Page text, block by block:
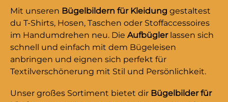
sommerliche Fruchtigkeit und Coolness
verleiht.Du willst noch mehr Bügelbilder mit
fruchtigem Obst und knackigem Gemüse
entdecken? Dann wirf einen Blick auf unsere
Obst- und Gemüse-Kollektion – und finde
dein nächstes Lieblingsmotiv!
Mit unseren Bügelbildern für Kleidung gestaltest
du T-Shirts, Hosen, Taschen oder Stoffaccessoires
im Handumdrehen neu. Die Aufbüglerlassen sich
schnell und einfach mit dem Bügeleisen
anbringen und eignen sich perfekt für
Textilverschönerung mit Stil und Persönlichkeit.
Unser großes Sortiment bietet dir Bügelbilder für